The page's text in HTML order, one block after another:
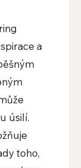
a
úsilí.
toho,